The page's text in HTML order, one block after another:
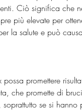
Ciò significa che
più elevate per
la salute e può
promettere
che promette di
se si